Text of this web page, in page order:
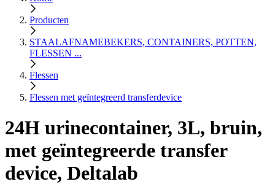
Producten
STAALAFNAMEBEKERS, CONTAINERS, POTTEN,
FLESSEN ...
Flessen
Flessen met geïntegreerd transferdevice
24H urinecontainer, 3L, bruin,
met geïntegreerde transfer
device, Deltalab